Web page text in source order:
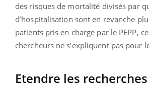
des risques de mortalité divisés par
d’hospitalisation sont en revanche
patients pris en charge par le PEPP,
chercheurs ne s’expliquent pas pour
Etendre les recherches